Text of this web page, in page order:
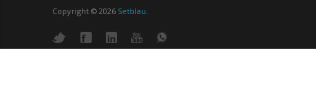
Copyright © 2026 Setblau.